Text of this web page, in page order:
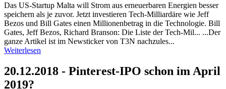
Das US-Startup Malta will Strom aus erneuerbaren Energien besser
speichern als je zuvor. Jetzt investieren Tech-Milliardäre wie Jeff
Bezos und Bill Gates einen Millionenbetrag in die Technologie. Bill
Gates, Jeff Bezos, Richard Branson: Die Liste der Tech-Mil... ...Der
ganze Artikel ist im Newsticker von T3N nachzules...
Weiterlesen
20.12.2018 - Pinterest-IPO schon im April
2019?